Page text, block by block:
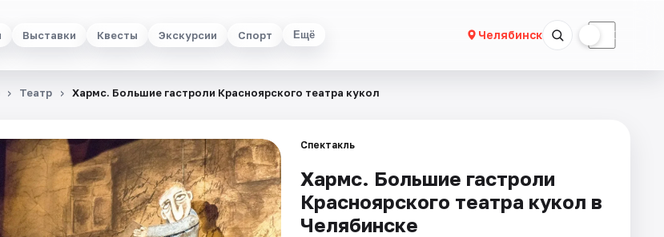
Выставки Квесты Экскурсии Спорт Ещё Челябинск ☾
Театр Хармс. Большие гастроли Красноярского театра кукол
Спектакль
Хармс. Большие гастроли
Красноярского театра кукол в
Челябинске